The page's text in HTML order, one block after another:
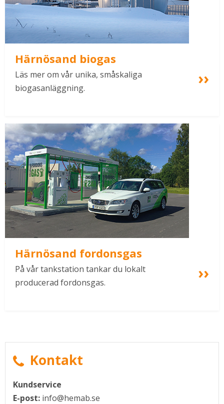
Härnösand biogas
Läs mer om vår unika, småskaliga
biogasanläggning.
Härnösand fordonsgas
På vår tankstation tankar du lokalt
producerad fordonsgas.
Kontakt
Kundservice
E-post: info@hemab.se